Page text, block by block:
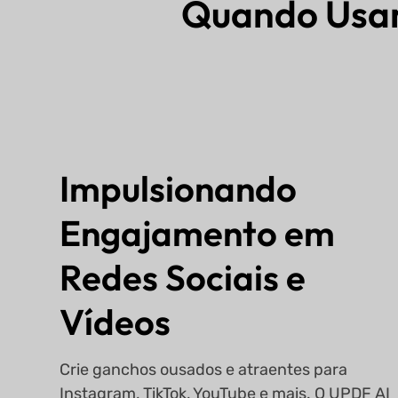
Quando
Impulsionando
Engajamento em
Redes Sociais e
Vídeos
Crie ganchos ousados e atraentes para
Instagram, TikTok, YouTube e mais. O UPDF AI